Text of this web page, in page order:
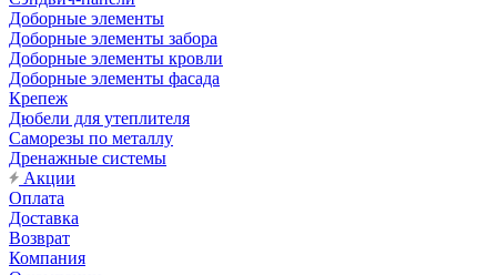
Доборные элементы
Доборные элементы забора
Доборные элементы кровли
Доборные элементы фасада
Крепеж
Дюбели для утеплителя
Саморезы по металлу
Дренажные системы
Акции
Оплата
Доставка
Возврат
Компания